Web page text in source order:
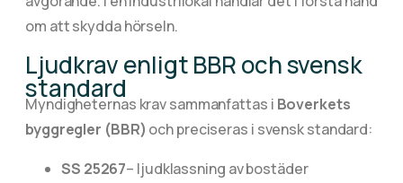
om att skydda hörseln.
Ljudkrav enligt BBR och svensk
standard
Myndigheternas krav sammanfattas i Boverkets
byggregler (BBR) och preciseras i svensk standard:
SS 25267– ljudklassning av bostäder